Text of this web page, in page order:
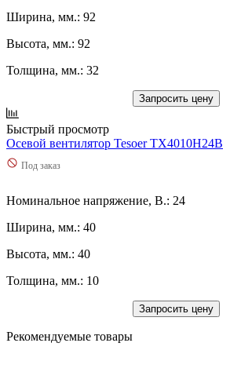
Ширина, мм.: 92
Высота, мм.: 92
Толщина, мм.: 32
Запросить цену
Быстрый просмотр
Осевой вентилятор Tesoer TX4010H24B
Под заказ
Номинальное напряжение, В.: 24
Ширина, мм.: 40
Высота, мм.: 40
Толщина, мм.: 10
Запросить цену
Рекомендуемые товары